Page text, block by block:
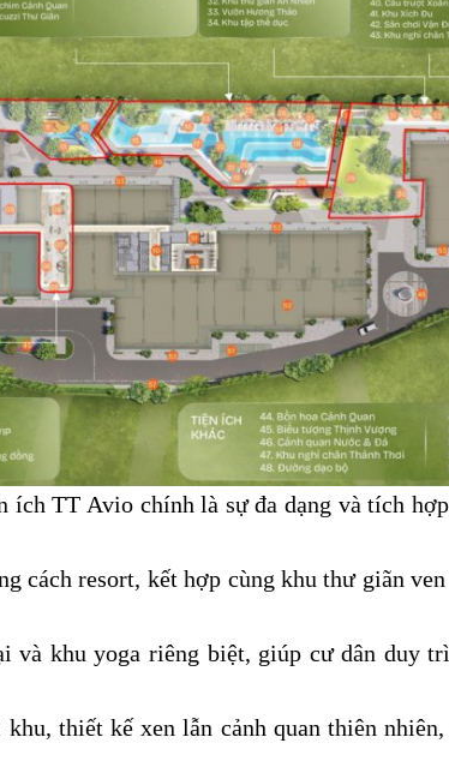
ích TT Avio chính là sự đa dạng và tích
cách resort, kết hợp cùng khu thư giãn
và khu yoga riêng biệt, giúp cư dân duy
thiết kế xen lẫn cảnh quan thiên